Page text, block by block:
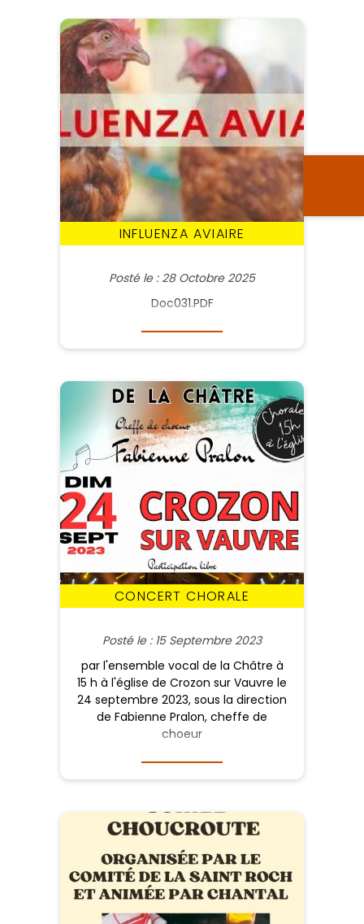
INFLUENZA AVIAIRE
Posté le : 28 Octobre 2025
Doc031.PDF
CONCERT CHORALE
Posté le : 15 Septembre 2023
par l'ensemble vocal de la Châtre à
15 h à l'église de Crozon sur Vauvre le
24 septembre 2023, sous la direction
de Fabienne Pralon, cheffe de
choeur